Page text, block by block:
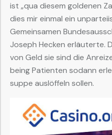
ist „qua diesem goldenen
dies mir einmal ein
Gemeinsamen
Joseph Hecken erläuterte.
von Geld sie sind die
being Patienten sodann
suppe auslöffeln sollen.